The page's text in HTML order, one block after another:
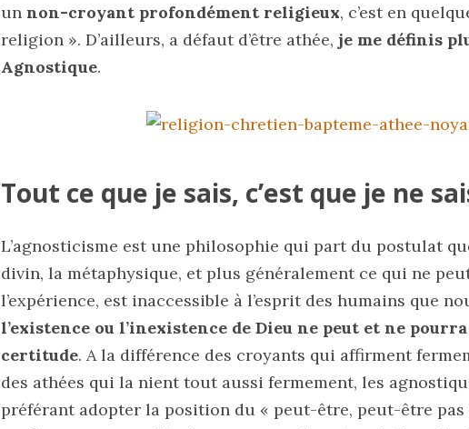
un non-croyant profondément religieux, c’est en
religion ». D’ailleurs, a défaut d’être athée, je me définis
Agnostique.
Tout ce que je sais, c’est que je ne
L’agnosticisme est une philosophie qui part du postulat
divin, la métaphysique, et plus généralement ce qui ne
l’expérience, est inaccessible à l’esprit des humains que
l’existence ou l’inexistence de Dieu ne peut et ne
certitude. A la différence des croyants qui affirment
des athées qui la nient tout aussi fermement, les
préférant adopter la position du « peut-être, peut-être pas